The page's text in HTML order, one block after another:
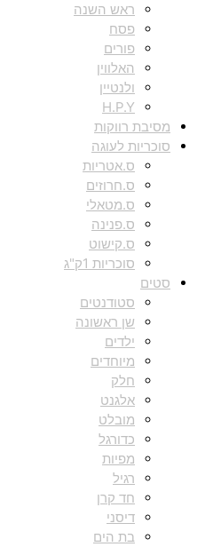
ראש השנה
פסח
פורים
האלווין
ולנטיין
H.P.Y
מסיבת רווקות
סוכריות לעוגה
ס.אטריות
ס.חרוזים
ס.מטאלי
ס.פנינה
ס.קישוט
סוכריות 1ק"ג
סטים
סטודנטים
שן ראשונה
ילדים
מיוחדים
חלק
אלגנט
מובלט
כדורגל
מפיות
רגיל
חד קרן
דיסני
בת הים